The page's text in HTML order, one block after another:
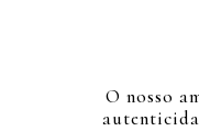
O nosso